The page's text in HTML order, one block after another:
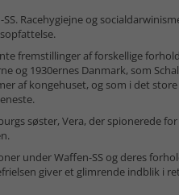
Racehygiejne og
fremstillinger af forskellige
og 1930ernes Danmark, som
af kongehuset, og som i det
søster, Vera, der spionerede
under Waffen-SS og deres
giver et glimrende indblik i